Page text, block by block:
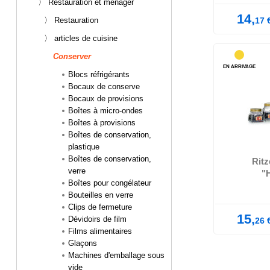
〉 Restauration et ménager
〉 Restauration
〉 articles de cuisine
Conserver
Blocs réfrigérants
Bocaux de conserve
Bocaux de provisions
Boîtes à micro-ondes
Boîtes à provisions
Boîtes de conservation,
plastique
Boîtes de conservation,
verre
Boîtes pour congélateur
Bouteilles en verre
Clips de fermeture
Dévidoirs de film
Films alimentaires
Glaçons
Machines d'emballage sous
vide
14,17
15,26
EN ARRIVAGE
en